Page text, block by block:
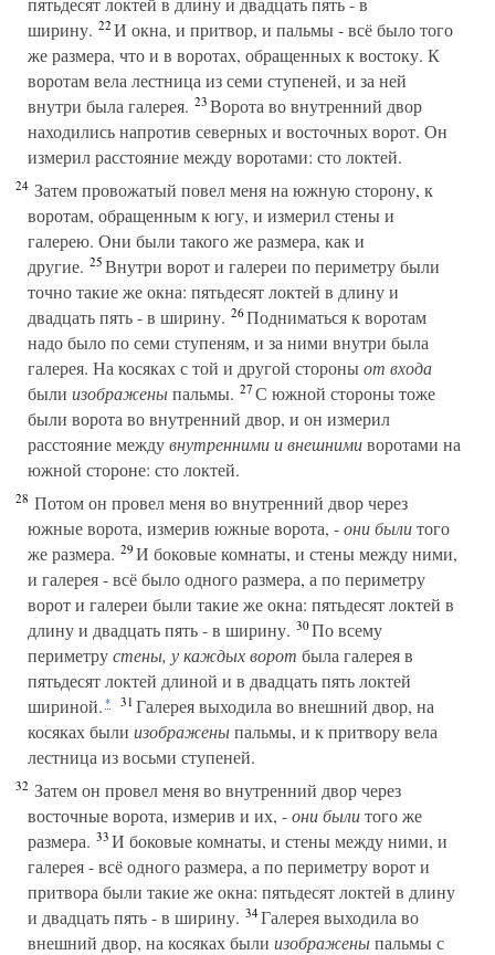
ширину. 22И окна, и притвор, и пальмы - всё было того
же размера, что и в воротах, обращенных к востоку. К
воротам вела лестница из семи ступеней, и за ней
внутри была галерея. 23Ворота во внутренний двор
находились напротив северных и восточных ворот. Он
измерил расстояние между воротами: сто локтей.
24 Затем провожатый повел меня на южную сторону, к
воротам, обращенным к югу, и измерил стены и
галерею. Они были такого же размера, как и
другие. 25Внутри ворот и галереи по периметру были
точно такие же окна: пятьдесят локтей в длину и
двадцать пять - в ширину. 26Подниматься к воротам
надо было по семи ступеням, и за ними внутри была
галерея. На косяках с той и другой стороныот входа
были изображеныпальмы. 27С южной стороны тоже
были ворота во внутренний двор, и он измерил
расстояние междувнутренними и внешнимиворотами на
южной стороне: сто локтей.
28 Потом он провел меня во внутренний двор через
южные ворота, измерив южные ворота, -они былитого
же размера. 29И боковые комнаты, и стены между ними,
и галерея - всё было одного размера, а по периметру
ворот и галереи были такие же окна: пятьдесят локтей в
длину и двадцать пять - в ширину. 30По всему
периметрустены, у каждых ворот была галерея в
пятьдесят локтей длиной и в двадцать пять локтей
шириной. * 31Галерея выходила во внешний двор, на
косяках были изображеныпальмы, и к притвору вела
лестница из восьми ступеней.
32 Затем он провел меня во внутренний двор через
восточные ворота, измерив и их, -они былитого же
размера. 33И боковые комнаты, и стены между ними, и
галерея - всё одного размера, а по периметру ворот и
притвора были такие же окна: пятьдесят локтей в длину
и двадцать пять - в ширину. 34Галерея выходила во
внешний двор, на косяках были изображеныпальмы с